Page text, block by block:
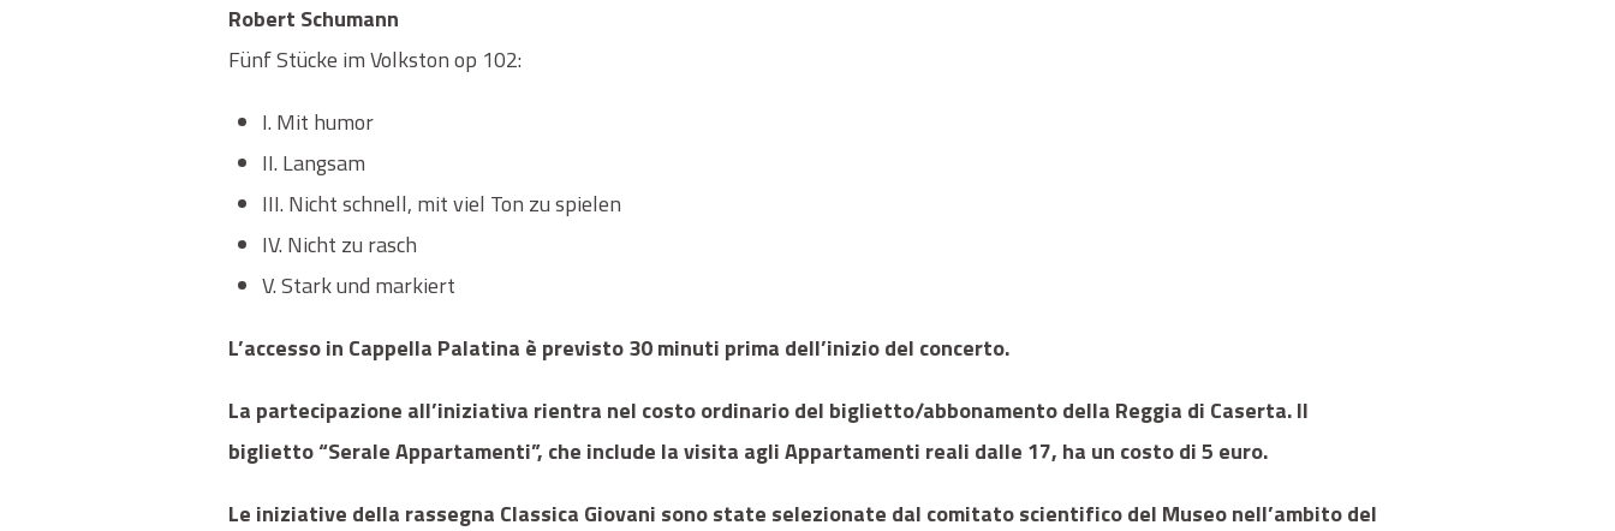
Robert Schumann
Fünf Stücke im Volkston op 102:
I. Mit humor
II. Langsam
III. Nicht schnell, mit viel Ton zu spielen
IV. Nicht zu rasch
V. Stark und markiert
L’accesso in Cappella Palatina è previsto 30 minuti prima dell’inizio del concerto.
La partecipazione all’iniziativa rientra nel costo ordinario del biglietto/abbonamento della Reggia di Caserta. Il
biglietto “Serale Appartamenti”, che include la visita agli Appartamenti reali dalle 17, ha un costo di 5 euro.
Le iniziative della rassegna Classica Giovani sono state selezionate dal comitato scientifico del Museo nell’ambito del